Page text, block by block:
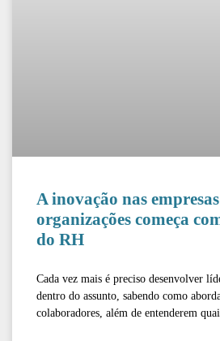
A inovação nas
organizações começa
do RH
Cada vez mais é preciso desenvolver
dentro do assunto, sabendo como
colaboradores, além de entenderem